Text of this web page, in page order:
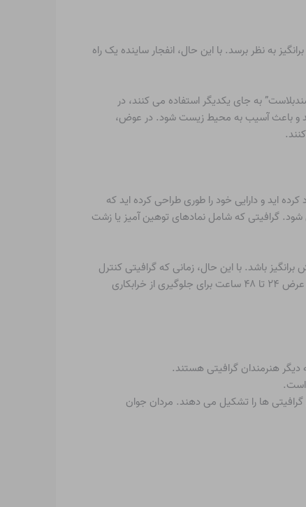
به نظر برسد. با این حال، انفجار ساینده یک راه
به جای یکدیگر استفاده می کنند، در
و باعث آسیب به محیط زیست شود. در عوض،
اید و دارایی خود را طوری طراحی کرده اید که
شود. گرافیتی که شامل نمادهای توهین آمیز یا زشت
در هوای سرد می تواند چالش برانگیز باشد. با این حال، زمانی که گرافیتی کنترل
نشود، می تواند سایر اشکال خرابکاری را نیز تشویق کند و پیامی نگران کننده به مشتریان و رقبا ارسال کند. بنابراین، تمیز کردن گرافیتی ها در عرض ۲۴ تا ۴۸ ساعت برای جلوگیری از خرابکاری
هنرمندان گرافیتی هستند.
گروهی رایج ترین شکل گرافیتی است. با این حال، باندها تنها حدود ۱۰ درصد از کل گرافیتی ها را تشکیل می دهند. مردان جوان